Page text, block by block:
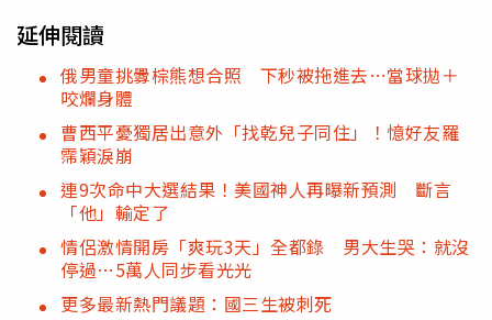
延伸閱讀
俄男童挑釁棕熊想合照 下秒被拖進去…當球拋＋
咬爛身體
曹西平憂獨居出意外「找乾兒子同住」！憶好友羅
霈穎淚崩
連9次命中大選結果！美國神人再曝新預測 斷言
「他」輸定了
情侶激情開房「爽玩3天」全都錄 男大生哭：就沒
停過…5萬人同步看光光
更多最新熱門議題：國三生被刺死